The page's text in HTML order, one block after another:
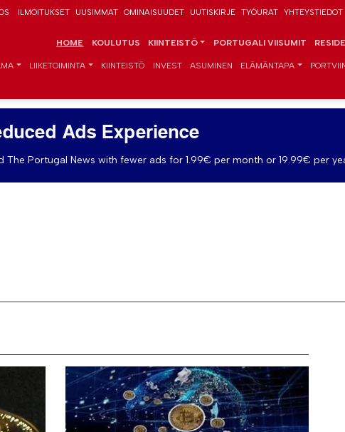
ILMOITUKSET UUSIMMAT OMINAISUUDET UUTISKIRJE TYÖURAT YHTEYSTIEDOT
HOME KOULUTUS KIINTEISTÖ PORTUGALI VIISUMIT
LIIKETOIMINTA KIINTEISTÖ INVEST ASUMINEN ELÄMÄNTAPA
Ads Experience
The Portugal News with fewer ads for 1.99€ per month or 19.99€ per